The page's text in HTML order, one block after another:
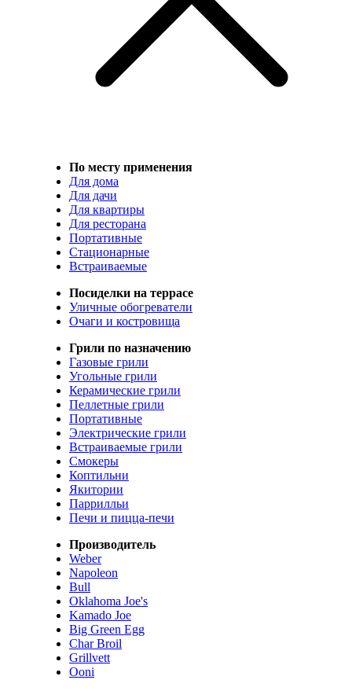
По месту применения
Для дома
Для дачи
Для квартиры
Для ресторана
Портативные
Стационарные
Встраиваемые
Посиделки на террасе
Уличные обогреватели
Очаги и костровища
Грили по назначению
Газовые грили
Угольные грили
Керамические грили
Пеллетные грили
Портативные
Электрические грили
Встраиваемые грили
Смокеры
Коптильни
Якитории
Паррилльи
Печи и пицца-печи
Производитель
Weber
Napoleon
Bull
Oklahoma Joe's
Kamado Joe
Big Green Egg
Char Broil
Grillvett
Ooni